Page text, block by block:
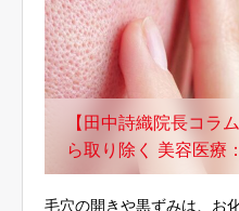
【田中詩織院長コラ
ら取り除く 美容医療
は
毛穴の開きや黒ずみは、お